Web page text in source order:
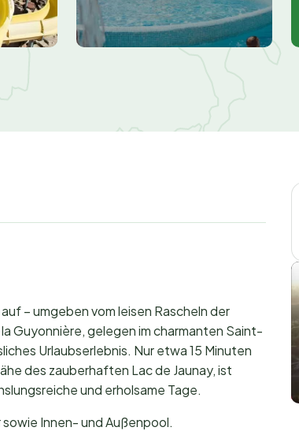
– umgeben vom leisen Rascheln der
Guyonnière, gelegen im charmanten Saint-
Urlaubserlebnis. Nur etwa 15 Minuten
des zauberhaften Lac de Jaunay, ist
und erholsame Tage.
Innen- und Außenpool.